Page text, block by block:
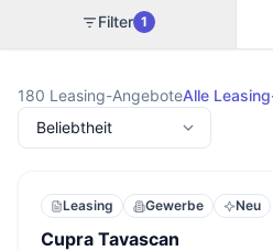
Filter 1
180 Leasing-AngeboteAlle
Leasing Gewerbe Neu
Cupra Tavascan